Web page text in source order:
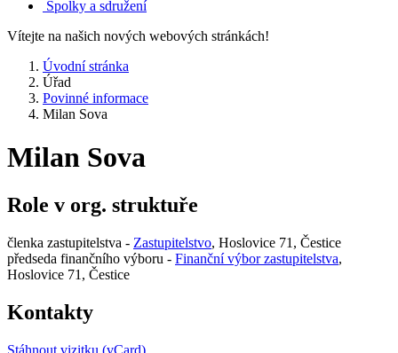
Spolky a sdružení
Vítejte na našich nových webových stránkách!
Úvodní stránka
Úřad
Povinné informace
Milan Sova
Milan Sova
Role v org. struktuře
členka zastupitelstva - Zastupitelstvo, Hoslovice 71, Čestice
předseda finančního výboru - Finanční výbor zastupitelstva,
Hoslovice 71, Čestice
Kontakty
Stáhnout vizitku (vCard)